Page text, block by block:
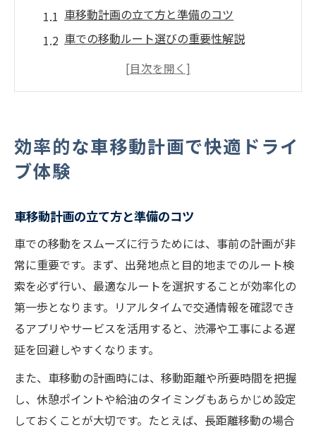
車移動計画の立て方と準備のコツ
車での移動ルート選びの重要性解説
目的地別の車移動スケジュール術
リアルタイム情報と車の移動を最適化する方法
車移動に役立つリアルタイム情報活用法
交通状況を把握して車移動を効率化する方
車で移動中の情報収集ツール活用のすすめ
リアルタイムナビで車移動の不安を解消
車移動時の天気情報確認のポイント紹介
渋滞回避なら車アプリ活用が新常識に
渋滞回避に強い車アプリの選び方解説
車移動で便利な渋滞情報機能を徹底活用
リアルタイム渋滞情報で車の移動を快適に
車移動のストレス軽減に役立つアプリ紹介
車での渋滞避けるための事前チェック法
効率的な車移動計画で快適ドライ
ブ体験
車移動計画の立て方と準備のコツ
車での移動をスムーズに行うためには、事前の計画が非
常に重要です。まず、出発地点と目的地までのルート検
索を必ず行い、最適なルートを選択することが効率化の
第一歩となります。リアルタイムで交通情報を確認でき
るアプリやサービスを活用すると、渋滞や工事による遅
延を回避しやすくなります。
また、車移動の計画時には、移動距離や所要時間を把握
し、休憩ポイントや給油のタイミングもあらかじめ設定
しておくことが大切です。たとえば、長距離移動の場合